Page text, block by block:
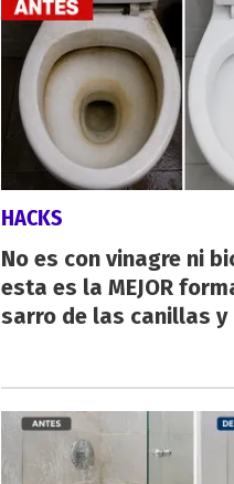
HACKS
No es con vinagre ni
esta es la MEJOR
sarro de las canillas y